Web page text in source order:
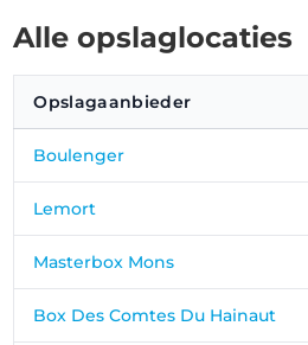
Alle opslaglocaties
Opslagaanbieder
Boulenger
Lemort
Masterbox Mons
Box Des Comtes Du Hainaut